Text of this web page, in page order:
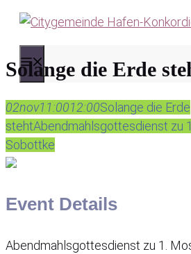
Zum
MENÜ
Solange die Erde
02nov11:0012:00Solange die Erde
stehtAbendmahlsgottesdienst zu
Sobottke
Event Details
Abendmahlsgottesdienst zu 1.